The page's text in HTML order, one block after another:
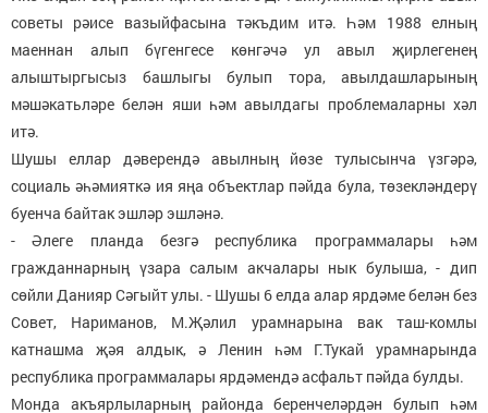
советы рәисе вазыйфасына тәкъдим итә. Һәм 1988 елның
маеннан алып бүгенгесе көнгәчә ул авыл җирлегенең
алыштыргысыз башлыгы булып тора, авылдашларының
мәшәкатьләре белән яши һәм авылдагы проблемаларны хәл
итә.
Шушы еллар дәверендә авылның йөзе тулысынча үзгәрә,
социаль әһәмияткә ия яңа объектлар пәйда була, төзекләндерү
буенча байтак эшләр эшләнә.
- Әлеге планда безгә республика программалары һәм
гражданнарның үзара салым акчалары нык булыша, - дип
сөйли Данияр Сәгыйт улы. - Шушы 6 елда алар ярдәме белән без
Совет, Нариманов, М.Җәлил урамнарына вак таш-комлы
катнашма җәя алдык, ә Ленин һәм Г.Тукай урамнарында
республика программалары ярдәмендә асфальт пәйда булды.
Монда акъярлыларның районда беренчеләрдән булып һәм